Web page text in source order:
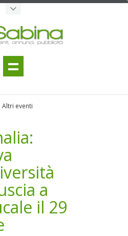
Altri eventi
a
il 29